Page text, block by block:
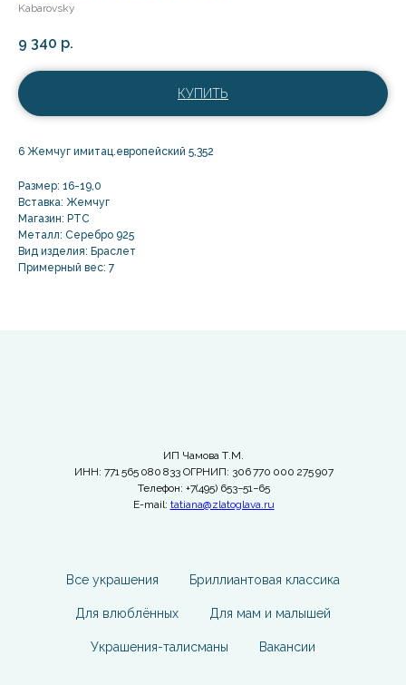
Kabarovsky
9 340 р.
КУПИТЬ
6 Жемчуг имитац.европейский 5,352
Размер: 16-19,0
Вставка: Жемчуг
Магазин: РТС
Металл: Серебро 925
Вид изделия: Браслет
Примерный вес: 7
ИП Чамова Т.М.
ИНН: 771 565 080 833 ОГРНИП: 306 770 000 275 907
Телефон: +7(495) 653−51−65
E-mail: tatiana@zlatoglava.ru
Все украшения Бриллиантовая классика
Для влюблённых Для мам и малышей
Украшения-талисманы Вакансии